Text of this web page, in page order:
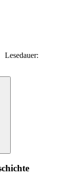
Lesedauer: